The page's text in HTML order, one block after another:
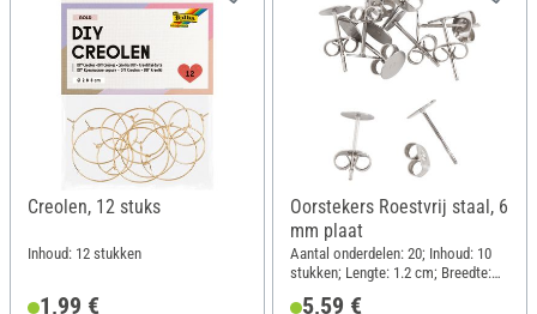
Creolen, 12 stuks
Inhoud: 12 stukken
1,99 €
Oorstekers Roestvrij staal, 6
mm plaat
Aantal onderdelen: 20; Inhoud: 10
stukken; Lengte: 1.2 cm; Breedte:
5,59 €